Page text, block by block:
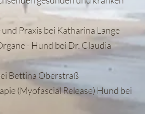
Praxis bei Katharina Lange
- Hund bei Dr. Claudia
Bettina Oberstraß
(Myofascial Release) Hund bei